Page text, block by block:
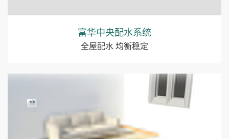
富华中央配水系统
全屋配水 均衡稳定